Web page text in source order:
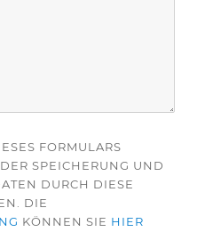
FORMULARS
SPEICHERUNG UND
DURCH DIESE
DIE
KÖNNEN SIE HIER